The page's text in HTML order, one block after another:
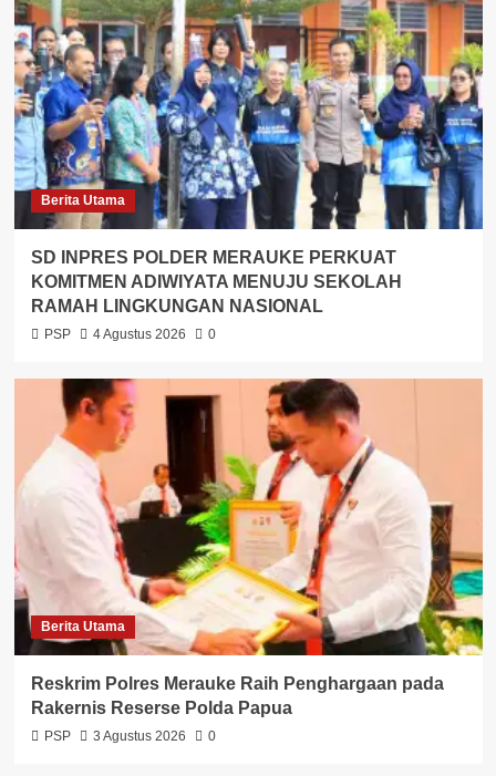
Berita Utama
SD INPRES POLDER MERAUKE PERKUAT
KOMITMEN ADIWIYATA MENUJU SEKOLAH
RAMAH LINGKUNGAN NASIONAL
PSP 4 Agustus 2026 0
Berita Utama
Reskrim Polres Merauke Raih Penghargaan pada
Rakernis Reserse Polda Papua
PSP 3 Agustus 2026 0